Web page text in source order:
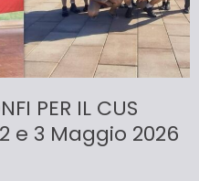
PER IL CUS
2 e 3 Maggio 2026